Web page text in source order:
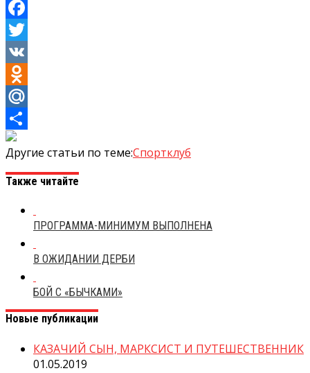
Facebook
Twitter
VK
Odnoklassniki
Mail.Ru
Отправить
Другие статьи по теме:Спортклуб
Также читайте
ПРОГРАММА-МИНИМУМ ВЫПОЛНЕНА
В ОЖИДАНИИ ДЕРБИ
БОЙ С «БЫЧКАМИ»
Новые публикации
КАЗАЧИЙ СЫН, МАРКСИСТ И ПУТЕШЕСТВЕННИК
01.05.2019